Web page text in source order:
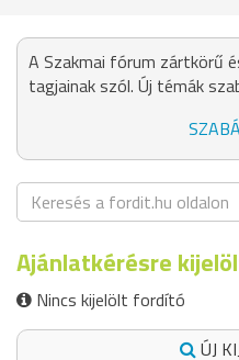
A Szakmai fórum zártkörű
tagjainak szól. Új témák
Ajánlatkérésre
Nincs kijelölt fordító
ÚJ